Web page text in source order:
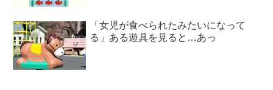
「女児が食べられたみたいになって
る」ある遊具を見ると…あっ